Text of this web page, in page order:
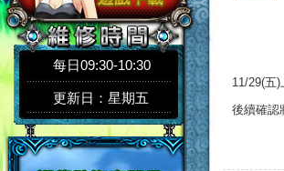
每日09:30-10:30
更新日：星期五
11/29(五
後續確認